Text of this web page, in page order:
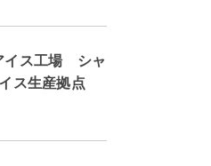
イス工場 シャ
ス生産拠点